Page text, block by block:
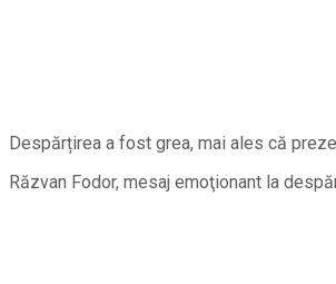
Despărțirea a fost grea, mai ales că
Răzvan Fodor, mesaj emoţionant la